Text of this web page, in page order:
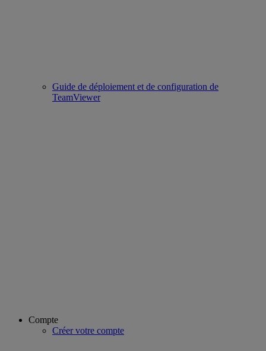
Guide de déploiement et de configuration de
TeamViewer
Compte
Créer votre compte